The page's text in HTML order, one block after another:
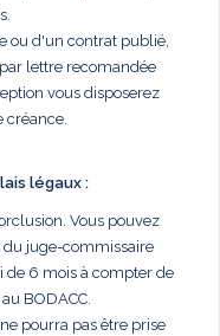
ou d'un contrat publié,
lettre recomandée
vous disposerez
créance.
légaux :
Vous pouvez
juge-commissaire
de 6 mois à compter de
BODACC.
pourra pas être prise